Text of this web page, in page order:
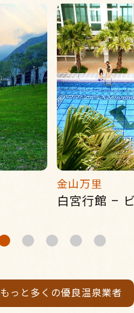
金山万里
もっと多くの優良温泉業者